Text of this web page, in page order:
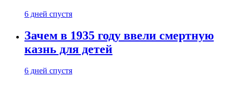
6 дней спустя
Зачем в 1935 году ввели смертную
казнь для детей
6 дней спустя